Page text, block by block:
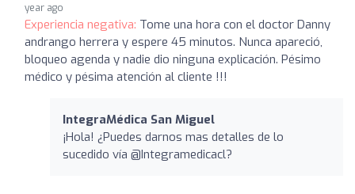
year ago
Experiencia negativa: Tome una hora con el doctor Danny
andrango herrera y espere 45 minutos. Nunca apareció,
bloqueo agenda y nadie dio ninguna explicación. Pésimo
médico y pésima atención al cliente !!!
IntegraMédica San Miguel
¡Hola! ¿Puedes darnos mas detalles de lo
sucedido vía @Integramedicacl?